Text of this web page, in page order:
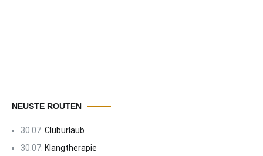
NEUSTE ROUTEN
30.07. Cluburlaub
30.07. Klangtherapie